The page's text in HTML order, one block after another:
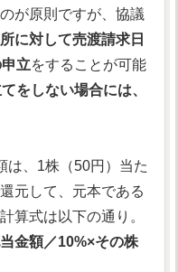
が原則ですが、協議
に対して売渡請求日
立をすることが可能
をしない場合には、
は、1株（50円）当た
元して、元本である
算式は以下の通り。
金額／10%×その株